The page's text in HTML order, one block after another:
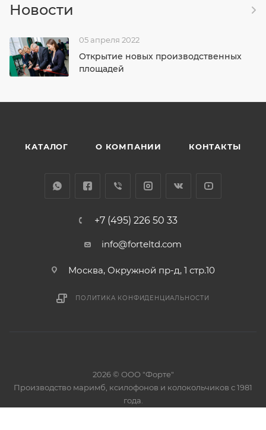
Новости
05 апреля 2022
Открытие новых производственных
площадей
КАТАЛОГ О КОМПАНИИ КОНТАКТЫ
+7 (495) 226 50 33
info@forteltd.com
Москва, Окружной пр-д, 1 стр.10
ПОЛИТИКА КОНФИДЕНЦИАЛЬНОСТИ
2026 © ООО "Форте"
Производство маримб, ксилофонов и колокольчиков с 1981
года.